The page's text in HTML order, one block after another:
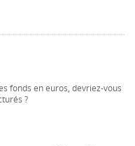
fonds en euros, devriez-vous
?